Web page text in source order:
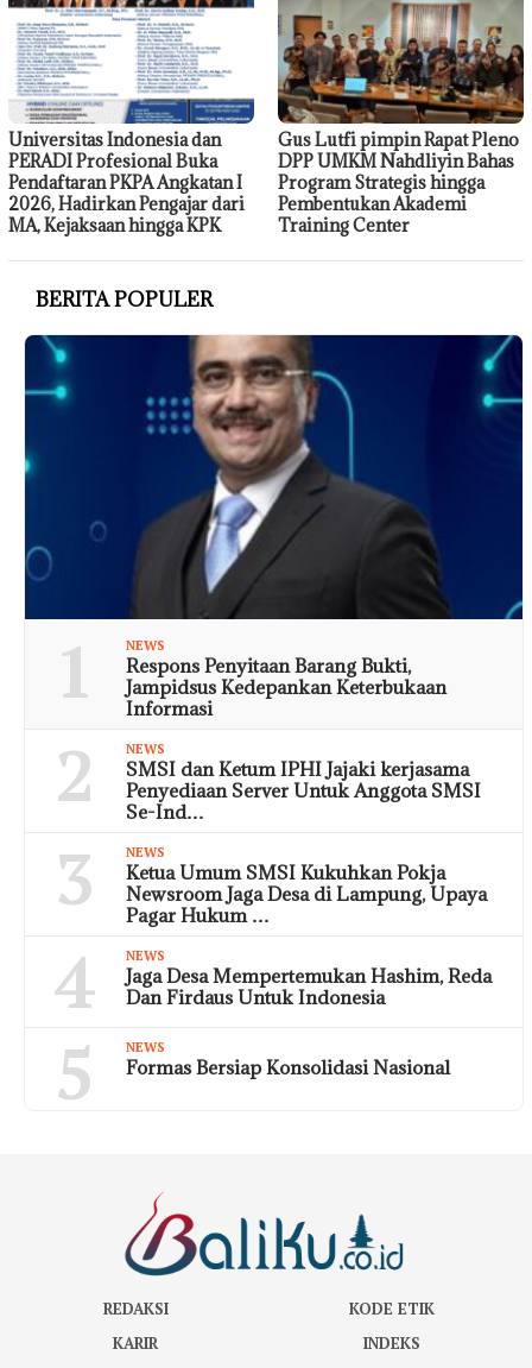
Universitas Indonesia dan
PERADI Profesional Buka
Pendaftaran PKPA Angkatan I
2026, Hadirkan Pengajar dari
MA, Kejaksaan hingga KPK
Gus Lutfi pimpin Rapat Pleno
DPP UMKM Nahdliyin Bahas
Program Strategis hingga
Pembentukan Akademi
Training Center
BERITA POPULER
1 NEWS
Respons Penyitaan Barang Bukti,
Jampidsus Kedepankan Keterbukaan
Informasi
2 NEWS
SMSI dan Ketum IPHI Jajaki kerjasama
Penyediaan Server Untuk Anggota SMSI
Se-Ind…
3 NEWS
Ketua Umum SMSI Kukuhkan Pokja
Newsroom Jaga Desa di Lampung, Upaya
Pagar Hukum …
4 NEWS
Jaga Desa Mempertemukan Hashim, Reda
Dan Firdaus Untuk Indonesia
5 NEWS
Formas Bersiap Konsolidasi Nasional
REDAKSI
KODE ETIK
KARIR
INDEKS